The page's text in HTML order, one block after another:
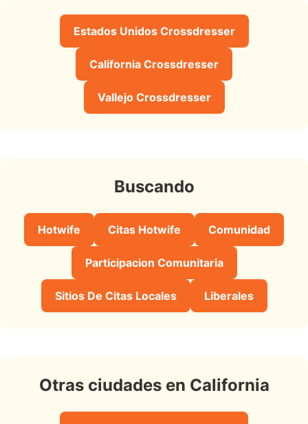
Estados Unidos Crossdresser
California Crossdresser
Vallejo Crossdresser
Buscando
Hotwife Citas Hotwife Comunidad
Participacion Comunitaria
Sitios De Citas Locales Liberales
Otras ciudades en California